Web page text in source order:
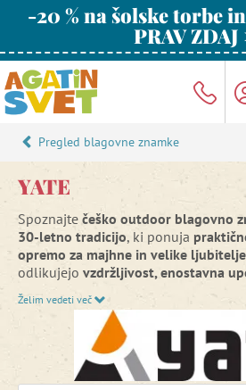
-20 % na šolske torbe
PRAV ZDAJ
Pregled blagovne znamke
YATE
Spoznajte češko outdoor blagovno
30-letno tradicijo, ki ponuja
opremo za majhne in velike
odlikujejo vzdržljivost, enostavna
razmerje med ceno in kakovostjo
–
zimske radosti, sprehode in
dneh. Z blagovno znamko YATE
brezskrbno in v polni meri.
Želim vedeti več